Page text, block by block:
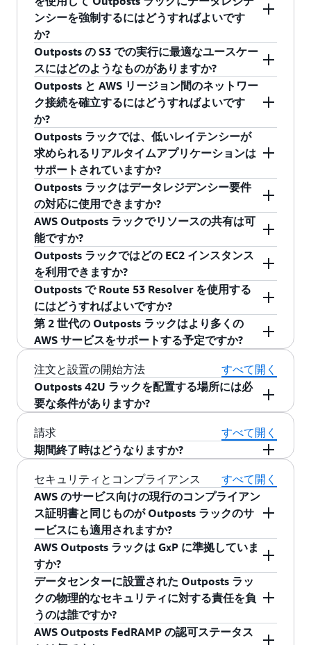
欧州 (ミラノ)
欧州 (スペイン) eu-south-2
中東 (バーレーン) me-south-1
中東 (UAE) me-central-1
イスラエル (テルアビ
ブ)
il-central-1
アフリカ (ケープタウ
ン)
af-south-1
アジアパシフィック
(シンガポール)
ap-southeast-1
アジアパシフィック
ap-southeast-2
アジアパシフィック
(ジャカルタ)
アジアパシフィック
(東京)
ap-northeast-1
アジアパシフィック
(ソウル)
ap-northeast-2
アジアパシフィック
(大阪)
アジアパシフィック
(ムンバイ)
ル、南アフリカ、モロッコ、ナイジェリア、
ア、カタール、エジプト、アイスランド、ト
ルコ、サウジアラビア王国*、セネガル、ヨル
ダン、クウェート、ルワンダ
APAC - オーストラリア、ニュージーランド、
シア、マレーシア、タイ、フィリピン、ブル
ネイ、インド、ベトナム、バングラデシュ
SA - ブラジル、コロンビア、アルゼンチン、
チリ、ペルー、エクアドル、トリニダードト
バゴ、ウルグアイ
CA - プエルトリコ、コスタリカ、パナマ、ド
ミニカ共和国
より多くの国や地域への対応が近日中に予定さ
れています。
* サウジアラビア王国にデプロイするお客様は、追加の承認が必要にな
る場合があります。詳細については、AWS 販売担当者にお問い合わせ
ください。
マイズすることも可能です。これらは、オンサ
イトで追加の作業や設定を行うことなく、すば
やく使用を開始できるように事前の検証とテス
トが行われています。
ョンレイヤーとして機能し、コンピュートラ
ックとオンプレミスのカスタマーマネージド
スイッチ間の複数のアップリンクが不要にな
ります。ネットワークラックには、スイッチ
の障害に対処するための耐障害性も組み込ま
れているため、お客様は Outposts ネットワ
ークの高可用性を実現するための設計が容易
になります。
最新のリージョン内 EC2 インスタンスタイプ
のサポート: 新世代の Outposts ラックでは、
お客様は最新世代の x86 を搭載した Amazon
EC2 インスタンスをオンプレミスで実行でき
ます。これにより、汎用 M7i インスタンス、
コンピューティングが最適化された C7i イン
スタンス、およびメモリが最適化された R7i
インスタンスを始めとして、前世代の
Outposts ラックが現在すでにサポートしてい
る第 5 世代と同等な Amazon EC2 インスタン
スの選択肢が加わります。M7i、C7i、および
R7i インスタンスを使用すると、お客様は幅
広いオンプレミスのワークロードをさらに優
れたパフォーマンスで実行できます。C7i、
M7i、および R7i インスタンスは、第 1 世代
の Outposts ラックの C5、M5、および R5 イ
ンスタンスと比較して、vCPU、メモリ、ネ
ットワーク帯域幅が 2 倍になり、パフォーマ
ンスが最大 40% 向上しています。
第 2 世代の Outposts ラックには、超低レイ
テンシーでスループット集約型のワークロー
ド向けに設計された、高速ネットワーキング
を備えた Outposts 固有の Amazon EC2 イン
スタンス (Bmn-sf2e や Bmn-cx2 など) という
新しいカテゴリが導入されています。
Outposts 高速ネットワーキングインスタンス
カテゴリには、超低レイテンシーと決定論的
ネットワーキング向けに最適化された Bmn-
sf2e インスタンスと、高スループットと低レ
プショットは、デフォルトでリージョンの
Simple Storage Service (Amazon S3) に保存され
ます。Outposts での Simple Storage Service
(Amazon S3) で Outposts がプロビジョニングさ
れている場合は、スナップショットを Outposts
にローカルに保存するオプションがあります。
EBS スナップショットは増分的です。つまり、
最新のスナップショット後に変更された
Outposts 上のブロックのみが保存されます。
Outposts の EBS ボリュームは、保存されている
スナップショットからいつでも復元 (ハイドレー
ト) することができます。詳細については、EBS
スナップショットの「ドキュメント」をご覧く
ださい。
ンシーを強制するにはどうすればよいです
か?
Outposts の AMI イメージと EBS ローカルスナッ
プショットにリソースレベルの IAM ポリシーと
アクセス許可を Outposts に設定して、データレ
ジデンシーを強制できます。各アカウント (また
は IAM ユーザーまたはロール) は、単一または複
数の Outposts にデータレジデンシー強制ポリシ
ーを設定できます。これにより、ローカルスナ
ップショットとイメージの作成またはコピー、
および指定された Outposts ラック ARN の外部
での API / CLI 呼び出しがブロックされます。作
成、更新、およびコピーのすべての操作は
CloudTrail 監査ログに記録されるため、ローカル
スナップショットがご自分の場所にあることを
追跡できます。詳細については、EBS スナップ
ショットの「ドキュメント」をご覧ください。
Outposts の S3 での実行に最適なユースケー
スにはどのようなものがありますか?
S3 on Outpostsは、データレジデンシー要件を
お持ちのお客様や規制業界のお客様には理想的
です。オンプレミスか AWS リージョンのないロ
ケーションに残しておく必要のあるカスタマー
データをセキュアに保存、処理することが求め
られるからです。さらに、S3 on Outposts を使
用すると、データ集約型ワークロードを実行し
て、データをローカル処理し、オンプレミスに
保存できます。S3 on Outposts は、工場、病
院、または研究施設内など、他のオンプレミス
システムと通信する、またはオンサイト装置を
制御する必要があるアプリケーションがある場
合にも役立ちます。
Outposts と AWS リージョン間のネットワー
ク接続を確立するにはどうすればよいです
か?
AWS Direct Connect のプライベート接続、パブ
リック仮想インターフェイス、またはパブリッ
クインターネット経由での親 AWS リージョンに
対する Outposts ラックサービスリンク VPN 接
続の確立を選択できます。
Outposts ラックでは、低いレイテンシーが
求められるリアルタイムアプリケーションは
サポートされていますか?
はい。Amazon RDS on Outposts を使用すると、
オンプレミスのデータとアプリケーションを近
接配置して実行することが必要な低レイテンシ
ーワークロード向けに、オンプレミスでマネー
ジド型の Microsoft SQL Server、MySQL および
PostgreSQL データベースを実行できます。クラ
ウドとオンプレミス両方の RDS データベース
は、同じ AWS マネジメントコンソール、API、
CLI を使用します。超低レイテンシーのアプリケ
ーションで ElastiCache on Outposts を使用する
と、製造業、リアルタイム診療、メディアスト
リーミングでオペレーションが自動化された現
場でワークロードが実行されるリアルタイムア
プリケーションに対してミリ秒以下で応答が返
ります。
Outposts ラックはデータレジデンシー要件
の対応に使用できますか?
はい。Amazon Elastic Block Store (EBS) および
Amazon Simple Storage Service (S3) on Outposts
を使用すると、カスタマーデータを構成して、
お客様のオンプレミスロケーションであって
も、特定のコロケーション施設であっても、
Outposts ラックに残せます。Outposts ラックと
AWS のサービスおよびツールを併用する Well-
Architected アプリケーションは、多くのお客様
に共通するデータレジデンシー要件に対応して
います。AWS Identity and Access Management
(IAM) を利用すると、AWS リソースへのアクセス
を制御できます。IAM および細分化したデータ
制御規則によって、Outposts ラックに残すべき
データのタイプと AWS リージョンにレプリケー
す。S3 on Outposts ではデータがデフォルトで
お使いの Outposts に保存されるため、ご自分の
レジデンシー要件によって AWS リージョンにす
べてのデータをレプリケーションするか、また
はデータの一部にとどめておくか選択できま
す。ElastiCache on Outposts では、カスタマー
データを Outposts ラックにセキュアにローカル
処理できます。一部の制限付きメタデータ (イン
スタンス ID、モニタリングメトリクス、計測記
録、タグ、バケット名など) は、AWS リージョン
AWS Outposts ラックでリソースの共有は可
能ですか?
はい。AWS Resource Access Manager (RAM) は、
お使いの AWS のリソースを任意の AWS アカウ
ントまたは AWS Organizations 内で共有できる
サービスです。RAM サポートにより、Outposts
の所有者は、EC2 インスタンス、EBS ボリュー
ム、サブネット、ローカルゲートウェイ (LGW)
などの Outposts リソースを一元的に作成および
管理し、同じ AWS Organizations 内の複数の
AWS アカウント間でリソースを共有できるよう
になります。これにより、他のユーザーが VPC
を設定し、インスタンスを起動して実行し、共
有の Outposts に EBS ボリュームを作成できるよ
Outposts ラックではどの EC2 インスタンス
を利用できますか?
AWS Nitro System 上に構築された EC2 インスタ
ンス (汎用、コンピューティング最適化、メモリ
最適化、ストレージ最適化、およびインテル
Xeon スケーラブルプロセッサで GPU 最適化さ
れたもの) が AWS Outposts ラックでサポートさ
れています。Graviton プロセッサベースの EC2
インスタンスも間もなく利用可能になります。
Outposts で Route 53 Resolver を使用する
にはどうすればよいですか?
Route 53 Resolverを使用すると、ドメインネー
ムサーバー (DNS) のクエリを Outposts ラックで
ローカルに解決できるため、オンプレミスアプ
リケーションの可用性とパフォーマンスを向上
させることができます。Outposts で Route 53
Resolver を有効にすると、Route 53 は Outposts
ラックに DNS 応答を自動的に保存し、親 AWS
リージョンのネットワーク接続が予期せず切断
DNS ソリューションを提供します。Outposts の
Route 53 Resolver では DNS レスポンスをローカ
ルで処理することで、低レイテンシーの DNS 解
決が可能になり、オンプレミスアプリケーショ
ンのパフォーマンスが向上します。
さらに、Outposts ラックの Route 53 Resolver を
Route 53 Resolver エンドポイント経由でオンプ
レミスのデータセンターの DNS サーバーに接続
できます。これにより、Outposts ラックと他の
第 2 世代の Outposts ラックはより多くの
AWS サービスをサポートする予定ですか?
はい。他の AWS のサービスのサポートも間もな
く開始予定です。
注文と設置の開始方法
すべて開く
Outposts 42U ラックを配置する場所には必
要な条件がありますか?
Outposts を設置するための基本的な電源、ネッ
トワーク、スペースの要件を満たしている場所
ロイでは、Outposts ラックは5〜15 kVA が必要
で、1/10/40/100 Gbps のアップリンクをサポー
トでき、42U ラック用のスペースが必要です。
第 2 世代の Outposts ラックのデプロイでは、
Outposts コンピューティングラックは 10〜30
kVA が必要で、Outposts ネットワークラックは
8.89 kVA が必要です。第 2 世代の Outposts ラッ
クは、10/40/100 Gbps のアップリンクをサポー
トしており、2 つの 42U ラック用のスペースが
必要です。その他の施設要件については、
請求
すべて開く
期間終了時はどうなりますか?
Outposts ラック期間の終了時に、サブスクリプ
ションを更新して既存の Outposts ラックをその
まま使用するか、Outposts ラックを返却するこ
とができます。どのオプションを選択するかに
ついて AWS に通知がない場合、Outposts ラック
は、AWS Outposts ラック設定に対応する前払い
なしオプションの料金で、毎月更新されます。
詳細については、 こちら から期間終了ドキュメ
ントを参照してください。
セキュリティとコンプライアンス
すべて開く
AWS のサービス向けの現行のコンプライアン
ス証明書と同じものが Outposts ラックのサ
ービスにも適用されますか?
AWS Outposts ラック自体は HIPAA 対象で、
PCI、SOC、ISMAP、IRAP および FINMA に準拠
し、ISO、CSA STAR、および HITRUST 認定を受
けており、今後数か月間にさらに多くのコンプ
ライアンス証明書を追加する予定です。 最新の
証明書ステータスは、
対象範囲内のページにあ
AWS Outposts ラックは GxP に準拠していま
すか?
はい。AWS Outposts ラックは GxP に準拠して
います。AWS Outposts ラックは、お客様のサイ
トに物理的に設置されている AWS 管理のインフ
ラストラクチャに AWS のサービスを拡張しま
データセンターに設置された Outposts ラッ
クの物理的なセキュリティに対する責任を負
うのは誰ですか?
AWS では、保管時および転送時のデータを暗号
AWS Outposts FedRAMP の認可ステータス